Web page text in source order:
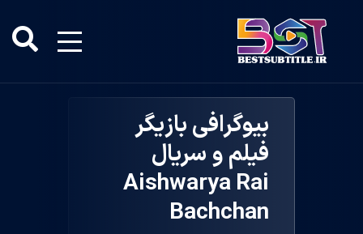
بیوگرافی بازیگر
فیلم و سریال
Aishwarya Rai
Bachchan